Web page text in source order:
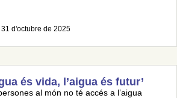
31 d'octubre de 2025
és vida, l’aigua és futur’
al món no té accés a l’aigua